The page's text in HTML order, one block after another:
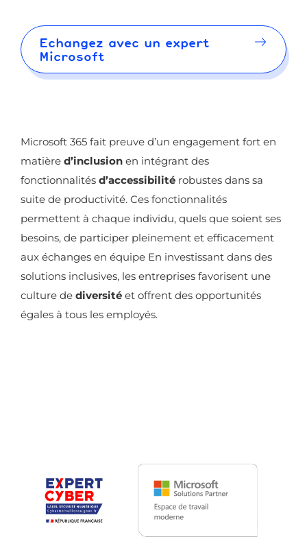
Echangez avec un expert
Microsoft
Microsoft 365 fait preuve d’un engagement fort en
matière d’inclusion en intégrant des
fonctionnalités d’accessibilité robustes dans sa
suite de productivité. Ces fonctionnalités
permettent à chaque individu, quels que soient ses
besoins, de participer pleinement et efficacement
aux échanges en équipe En investissant dans des
solutions inclusives, les entreprises favorisent une
culture de diversité et offrent des opportunités
égales à tous les employés.